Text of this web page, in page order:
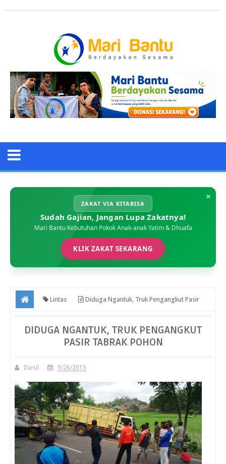
×
ZAKAT VIA KITABISA
Sudah Gajian, Jangan Lupa Zakatnya!
Mari Bantu Kebutuhan Pokok Anak-anak Yatim & Dhuafa
KLIK ZAKAT SEKARANG
Lintas Diduga Ngantuk, Truk Pengangkut Pasir
DIDUGA NGANTUK, TRUK PENGANGKUT
PASIR TABRAK POHON
Darul 9/26/2015